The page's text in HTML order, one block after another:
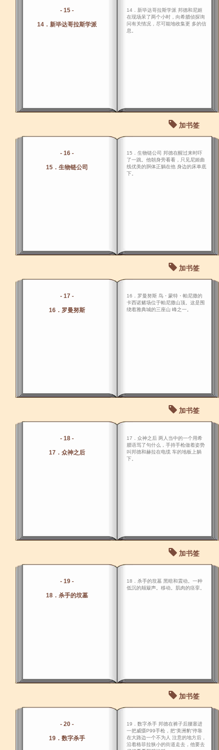
- 15 -
14．新毕达哥拉斯学派
14．新毕达哥拉斯学派 邦德和尼姬
在现场呆了两个小时，向希腊侦探询
问有关情况，尽可能地收集更 多的信
息。
加书签
- 16 -
15．生物链公司
15．生物链公司 邦德在醒过来时吓
了一跳。他朝身旁看看，只见尼姬曲
线优美的胴体正躺在他 身边的床单底
下。
加书签
- 17 -
16．罗曼努斯
16．罗曼努斯 鸟・蒙特・帕尼撒的
卡西诺赌场位于帕尼撒山顶。这是围
绕着雅典城的三座山 峰之一。
加书签
- 18 -
17．众神之后
17．众神之后 两人当中的一个用希
腊语骂了句什么，手持手枪做着姿势
叫邦德和赫拉在电缆 车的地板上躺
下。
加书签
- 19 -
18．杀手的坟墓
18．杀手的坟墓 黑暗和震动。一种
低沉的颠簸声。移动。肌肉的痉挛。
加书签
- 20 -
19．数字杀手
19．数字杀手 邦德在裤子后腰塞进
一把威慑P99手枪，把“美洲豹”停靠
在大路边一个不为人 注意的地方后，
沿着格菲拉狭小的街道走去，他要去